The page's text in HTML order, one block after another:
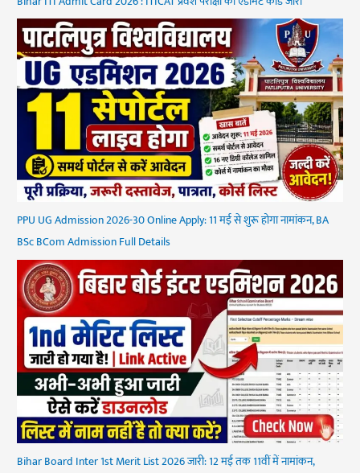
PPU UG Admission 2026-30 Online Apply: 11 मई से शुरू होगा नामांकन, BA
BSc BCom Admission Full Details
Bihar Board Inter 1st Merit List 2026 जारी: 12 मई तक 11वीं में नामांकन,